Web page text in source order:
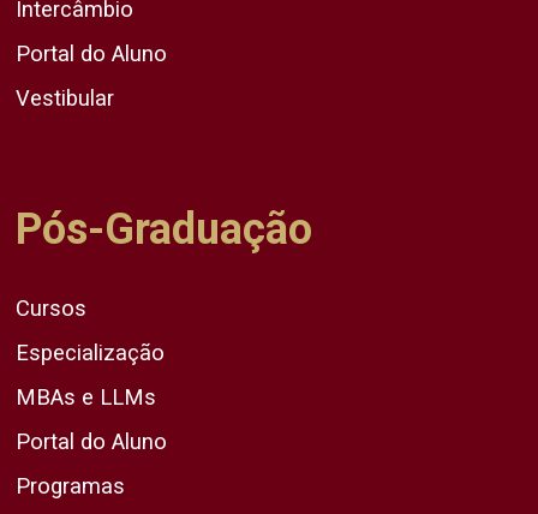
Intercâmbio
Portal do Aluno
Vestibular
Pós-Graduação
Cursos
Especialização
MBAs e LLMs
Portal do Aluno
Programas